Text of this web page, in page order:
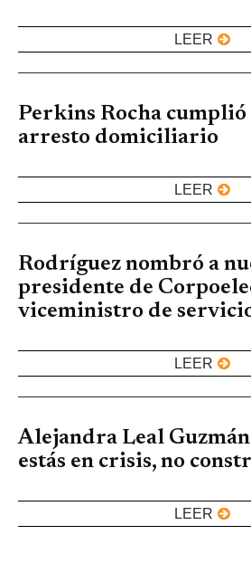
LEER
Perkins Rocha cumplió
arresto domiciliario
LEER
Rodríguez nombró a
presidente de
viceministro de
LEER
Alejandra Leal
estás en crisis, no
LEER